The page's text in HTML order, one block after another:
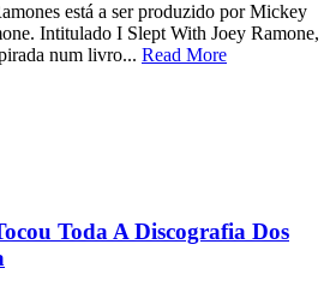
está a ser produzido por Mickey
Intitulado I Slept With Joey Ramone,
num livro... Read More
Toda A Discografia Dos